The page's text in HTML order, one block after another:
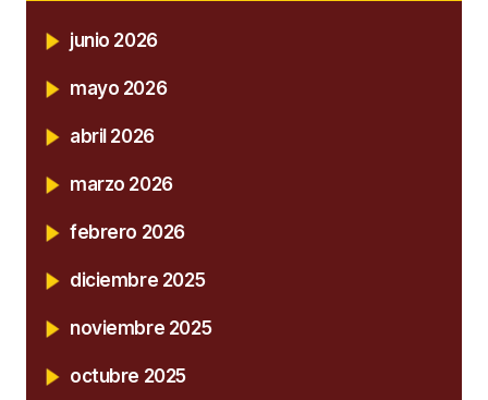
junio 2026
mayo 2026
abril 2026
marzo 2026
febrero 2026
diciembre 2025
noviembre 2025
octubre 2025